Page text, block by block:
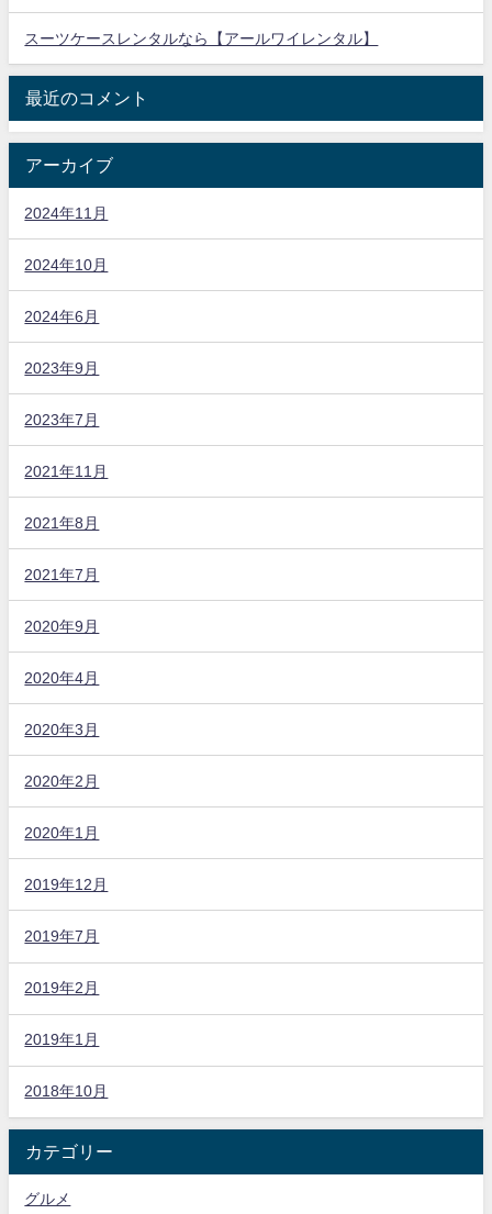
スーツケースレンタルなら【アールワイレンタル】
最近のコメント
アーカイブ
2024年11月
2024年10月
2024年6月
2023年9月
2023年7月
2021年11月
2021年8月
2021年7月
2020年9月
2020年4月
2020年3月
2020年2月
2020年1月
2019年12月
2019年7月
2019年2月
2019年1月
2018年10月
カテゴリー
グルメ